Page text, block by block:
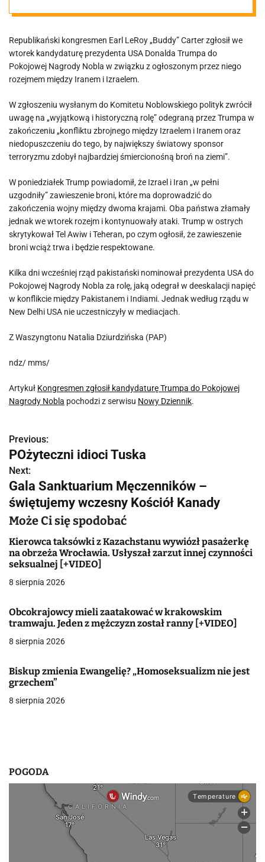
Pokojowej
Nagrody Nobla
Republikański kongresmen Earl LeRoy „Buddy” Carter zgłosił we
wtorek kandydaturę prezydenta USA Donalda Trumpa do
Pokojowej Nagrody Nobla w związku z ogłoszonym przez niego
rozejmem między Iranem i Izraelem.
W zgłoszeniu wysłanym do Komitetu Noblowskiego polityk zwrócił
uwagę na „wyjątkową i historyczną rolę” odegraną przez Trumpa w
zakończeniu „konfliktu zbrojnego między Izraelem i Iranem oraz
niedopuszczeniu do tego, by największy światowy sponsor
terroryzmu zdobył najbardziej śmiercionośną broń na ziemi”.
W poniedziałek Trump powiadomił, że Izrael i Iran „w pełni
uzgodniły” zawieszenie broni, które ma doprowadzić do
zakończenia wojny między dwoma krajami. Oba państwa złamały
jednak we wtorek rozejm i kontynuowały ataki. Trump w ostrych
skrytykował Tel Awiw i Teheran, po czym ogłosił, że zawieszenie
broni wciąż trwa i będzie respektowane.
Kilka dni wcześniej rząd pakistański nominował prezydenta USA do
Pokojowej Nagrody Nobla za rolę, jaką odegrał w deeskalacji napięć
w konflikcie między Pakistanem i Indiami. Jednak według rządu w
New Delhi USA nie uczestniczyły w mediacjach.
Z Waszyngtonu Natalia Dziurdzińska (PAP)
ndz/ mms/
Artykuł Kongresmen zgłosił kandydaturę Trumpa do Pokojowej
Nagrody Nobla pochodzi z serwisu Nowy Dziennik.
N
a
w
i
a
c
a
w
p
i
Previous:
POżyteczni idioci Tuska
Next:
Gala Sanktuarium Męczenników –
świętujemy wczesny Kościół Kanady
Może Ci się spodobać
Kierowca taksówki z Kazachstanu wywiózł pasażerkę
na obrzeża Wrocławia. Usłyszał zarzut innej czynności
seksualnej [+VIDEO]
8 sierpnia 2026
Obcokrajowcy mieli zaatakować w krakowskim
tramwaju. Jeden z mężczyzn został ranny [+VIDEO]
8 sierpnia 2026
Biskup zmienia Ewangelię? „Homoseksualizm nie jest
grzechem”
8 sierpnia 2026
POGODA